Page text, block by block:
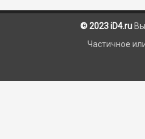
© 2023 iD4.ru
Частичное